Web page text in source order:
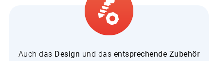
Auch das Design und das entsprechende Zubehör